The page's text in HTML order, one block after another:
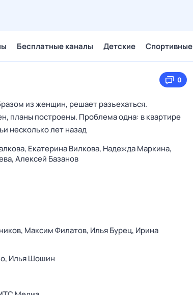
Бесплатные каналы Детские Спортивные
0
из женщин, решает разъехаться.
планы построены. Проблема одна: в квартире
несколько лет назад
Екатерина Вилкова, Надежда Маркина,
Алексей Базанов
Максим Филатов, Илья Бурец, Ирина
Илья Шошин